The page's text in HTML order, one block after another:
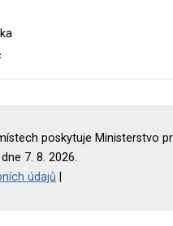
poskytuje Ministerstvo
7. 8. 2026.
údajů